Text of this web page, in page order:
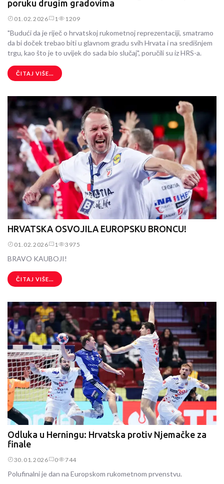
poruku drugim gradovima
01.02.2026 1 1209
"Budući da je riječ o hrvatskoj rukometnoj reprezentaciji, smatramo
da bi doček trebao biti u glavnom gradu svih Hrvata i na središnjem
trgu, kao što je to uvijek do sada bio slučaj", poručili su iz HRS-a.
ČITAJ VIŠE...
HRVATSKA OSVOJILA EUROPSKU BRONCU!
01.02.2026 1 3975
BRAVO KAUBOJI!
ČITAJ VIŠE...
Odluka u Herningu: Hrvatska protiv Njemačke za
finale
30.01.2026 0 744
Polufinalni je dan na Europskom rukometnom prvenstvu.